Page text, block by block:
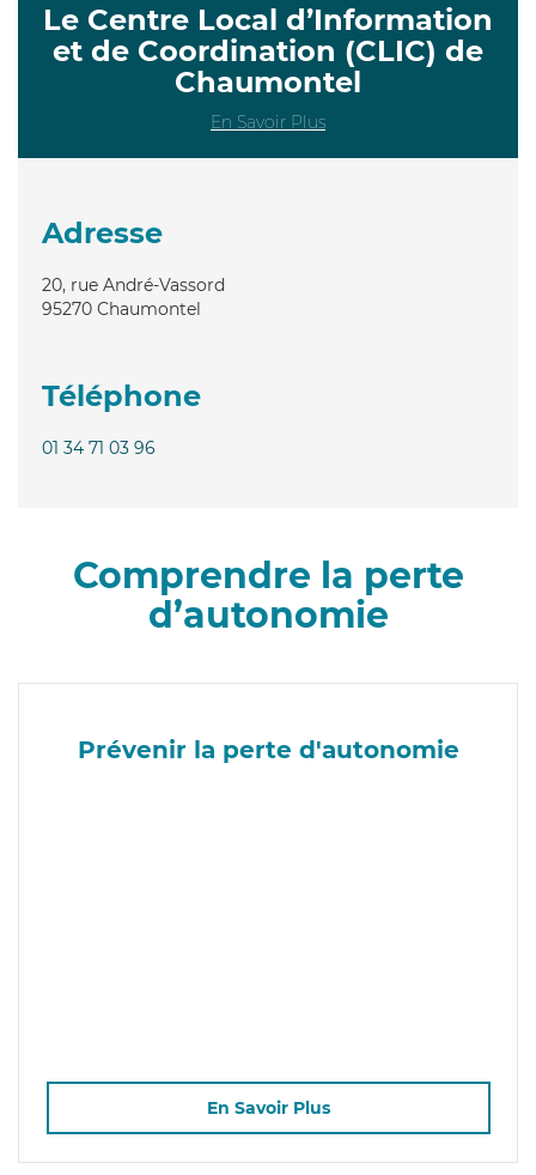
Le Centre Local d’Information
et de Coordination (CLIC) de
Chaumontel
En Savoir Plus
Adresse
20, rue André-Vassord
95270 Chaumontel
Téléphone
01 34 71 03 96
Comprendre la perte
d’autonomie
Prévenir la perte d'autonomie
En Savoir Plus